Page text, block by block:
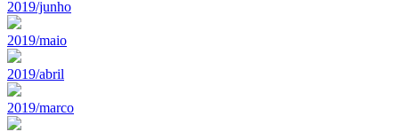
2019/junho
2019/maio
2019/abril
2019/marco